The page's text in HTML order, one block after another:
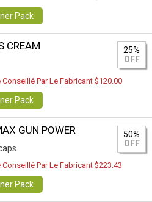
Pack
CREAM
25%
OFF
Conseillé Par Le Fabricant $120.00
Pack
GUN POWER
50%
OFF
Conseillé Par Le Fabricant $223.43
Pack